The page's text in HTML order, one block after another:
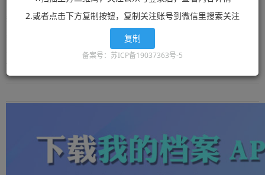
想了解天津个人档案代办？天津个人档案代办相关政策？天津个人档
案代办最新消息？就来12333社保查询网！这里有全网最丰富的精品
天津个人档案代办相关文章资讯，天津个人档案代办的最新信息可以
2.或者点击下方复制按钮，复制关注账号到微信里搜索关注
复制
备案号：苏ICP备19037363号-5